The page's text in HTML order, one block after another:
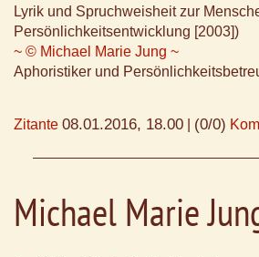
Lyrik und Spruchweisheit zur
Persönlichkeitsentwicklung [2003])
~ © Michael Marie Jung ~
Aphoristiker und
Zitante 08.01.2016, 18.00 (0/0)
Michael Marie